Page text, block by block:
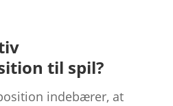
til spil?
indebærer, at